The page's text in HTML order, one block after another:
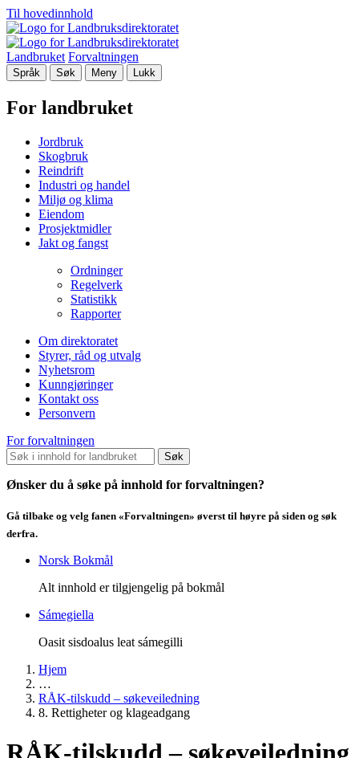
Til hovedinnhold
Landbruket Forvaltningen
Språk Søk Meny Lukk
For landbruket
Jordbruk
Skogbruk
Reindrift
Industri og handel
Miljø og klima
Eiendom
Prosjektmidler
Jakt og fangst
Ordninger
Regelverk
Statistikk
Rapporter
Om direktoratet
Styrer, råd og utvalg
Nyhetsrom
Kunngjøringer
Kontakt oss
Personvern
For forvaltningen
Søk
Ønsker du å søke på innhold for forvaltningen?
Gå tilbake og velg fanen «Forvaltningen» øverst til høyre på siden og søk
derfra.
Norsk Bokmål
Alt innhold er tilgjengelig på bokmål
Sámegiella
Oasit sisdoalus leat sámegilli
Hjem
…
RÅK-tilskudd – søkeveiledning
8. Rettigheter og klageadgang
RÅK-tilskudd – søkeveiledning